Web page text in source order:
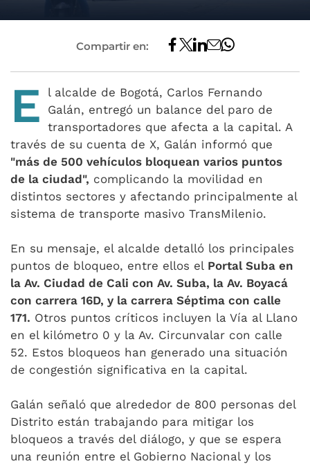
Compartir en:
E
l alcalde de Bogotá, Carlos Fernando
Galán, entregó un balance del paro de
transportadores que afecta a la capital. A
través de su cuenta de X, Galán informó que
"más de 500 vehículos bloquean varios puntos
de la ciudad", complicando la movilidad en
distintos sectores y afectando principalmente al
sistema de transporte masivo TransMilenio.
En su mensaje, el alcalde detalló los principales
puntos de bloqueo, entre ellos el Portal Suba en
la Av. Ciudad de Cali con Av. Suba, la Av. Boyacá
con carrera 16D, y la carrera Séptima con calle
171. Otros puntos críticos incluyen la Vía al Llano
en el kilómetro 0 y la Av. Circunvalar con calle
52. Estos bloqueos han generado una situación
de congestión significativa en la capital.
Galán señaló que alrededor de 800 personas del
Distrito están trabajando para mitigar los
bloqueos a través del diálogo, y que se espera
una reunión entre el Gobierno Nacional y los